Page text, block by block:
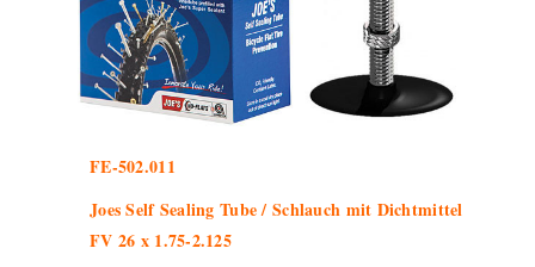
FE-502.011
Joes Self Sealing Tube / Schlauch mit Dichtmittel
FV 26 x 1.75-2.125